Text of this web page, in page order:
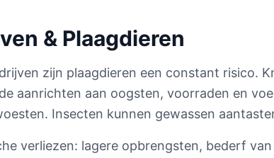
& Plaagdieren
zijn plaagdieren een constant risico.
aanrichten aan oogsten, voorraden en
Insecten kunnen gewassen
verliezen: lagere opbrengsten, bederf